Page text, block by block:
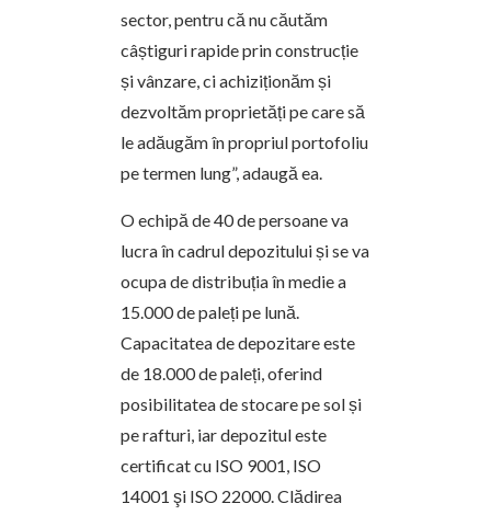
sector, pentru că nu căutăm
câștiguri rapide prin construcție
și vânzare, ci achiziționăm și
dezvoltăm proprietăți pe care să
le adăugăm în propriul portofoliu
pe termen lung”, adaugă ea.
O echipă de 40 de persoane va
lucra în cadrul depozitului și se va
ocupa de distribuția în medie a
15.000 de paleți pe lună.
Capacitatea de depozitare este
de 18.000 de paleți, oferind
posibilitatea de stocare pe sol și
pe rafturi, iar depozitul este
certificat cu ISO 9001, ISO
14001 şi ISO 22000. Clădirea